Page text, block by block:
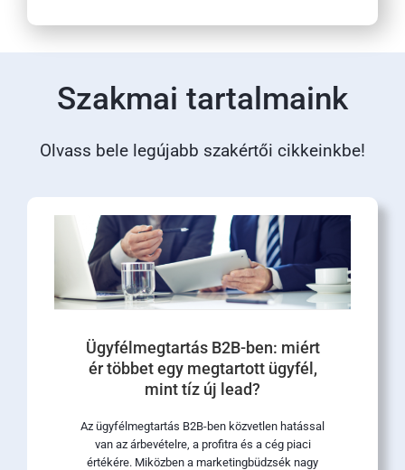
Szakmai tartalmaink
Olvass bele legújabb szakértői cikkeinkbe!
Ügyfélmegtartás B2B-ben: miért
ér többet egy megtartott ügyfél,
mint tíz új lead?
Az ügyfélmegtartás B2B-ben közvetlen hatással
van az árbevételre, a profitra és a cég piaci
értékére. Miközben a marketingbüdzsék nagy